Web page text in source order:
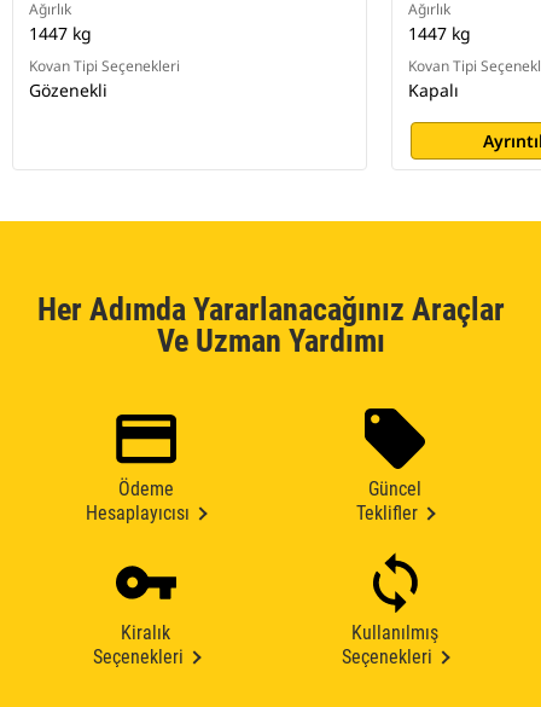
Ağırlık
1447 kg
Kovan Tipi Seçenekleri
Gözenekli
Ağırlık
1447 kg
Kovan Tipi
Kapalı
Her Adımda Yararlanacağınız Araçlar
Ve Uzman Yardımı
Ödeme
Hesaplayıcısı
Güncel
Teklifler
Kiralık
Seçenekleri
Kullanılmış
Seçenekleri